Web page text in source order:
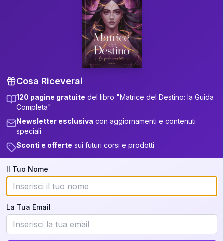
P.S. Interpretazione parziale
gratuita
Scorri più in basso per vedere
un'interpretazione parziale gratuita della tua
Iscriviti alla newsletter per ricevere
aggiornamenti quando sarà disponibile.
Cosa scoprirete nella vostra
interpretazione:
💕 Come rafforzare la vostra unione
Cosa Riceverai
120 pagine gratuite del libro "Matrice del Destino: la Guida
Completa"
Newsletter esclusiva con aggiornamenti e contenuti
speciali
Sconti e offerte sui futuri corsi e prodotti
Il Tuo Nome
La Tua Email